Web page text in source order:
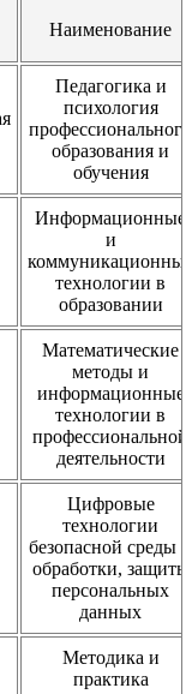
Наименование
Педагогика и
психология
профессионального
образования и
обучения
Информационные
и
коммуникационные
технологии в
образовании
Математические
методы и
информационные
технологии в
профессиональной
деятельности
Цифровые
технологии
безопасной среды и
обработки, защиты
персональных
данных
Методика и
практика